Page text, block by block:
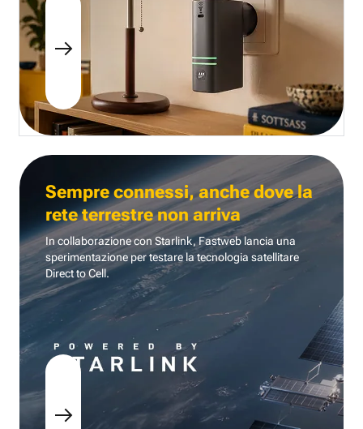
Sempre connessi, anche dove la
rete terrestre non arriva
In collaborazione con Starlink, Fastweb lancia una
sperimentazione per testare la tecnologia satellitare
Direct to Cell.